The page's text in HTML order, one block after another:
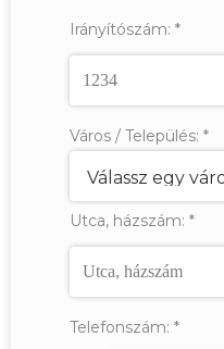
Irányítószám: *
Város / Település: *
Utca, házszám: *
Telefonszám: *